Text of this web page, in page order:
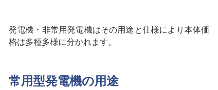
発電機・非常用発電機はその用途と仕様により本体価
格は多種多様に分かれます。
常用型発電機の用途